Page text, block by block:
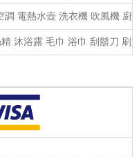
調 電熱水壺 洗衣機 吹風機 廚
沐浴露 毛巾 浴巾 刮鬍刀 刷